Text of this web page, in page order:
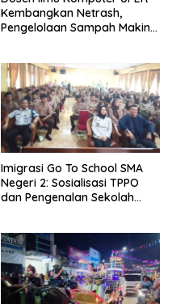
Kembangkan Netrash,
Pengelolaan Sampah Makin
Imigrasi Go To School SMA
Negeri 2: Sosialisasi TPPO
dan Pengenalan Sekolah